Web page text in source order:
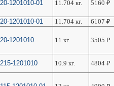
1201010-01 11.704 кг. 5160 ₽
1201010-01 11.704 кг. 6107 ₽
1201010 11 кг. 3505 ₽
1201010 10.9 кг. 4804 ₽